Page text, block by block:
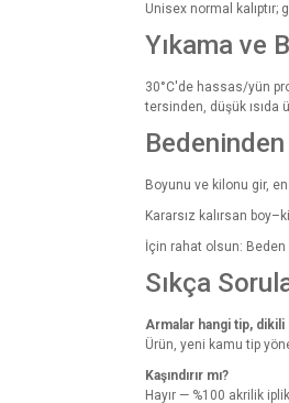
Unisex normal
Yıkama ve
30°C'de hassas/yün
tersinden, düşük ısıda
Boyunu ve kilonu gir,
Kararsız kalırsan
İçin rahat olsun:
Sıkça
Armalar hangi tip,
Ürün, yeni kamu tip
Kaşındırır mı?
Hayır — %100 akrilik